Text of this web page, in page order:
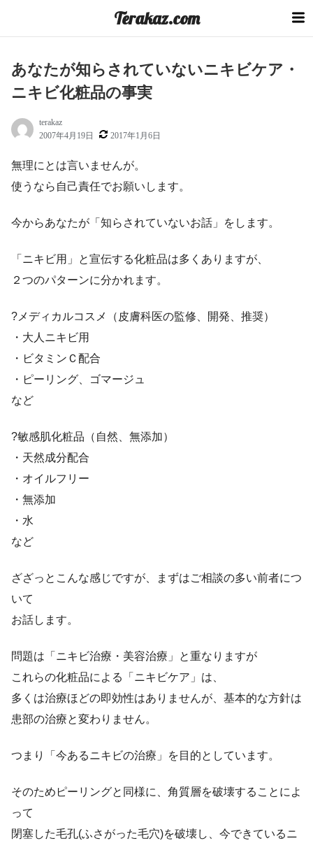
Terakaz.com
あなたが知らされていないニキビケア・
ニキビ化粧品の事実
terakaz
2007年4月19日
2017年1月6日
無理にとは言いませんが。
使うなら自己責任でお願いします。
今からあなたが「知らされていないお話」をします。
「ニキビ用」と宣伝する化粧品は多くありますが、
２つのパターンに分かれます。
?メディカルコスメ（皮膚科医の監修、開発、推奨）
・大人ニキビ用
・ビタミンＣ配合
・ピーリング、ゴマージュ
など
?敏感肌化粧品（自然、無添加）
・天然成分配合
・オイルフリー
・無添加
・水
など
ざざっとこんな感じですが、まずはご相談の多い前者につ
いて
お話します。
問題は「ニキビ治療・美容治療」と重なりますが
これらの化粧品による「ニキビケア」は、
多くは治療ほどの即効性はありませんが、基本的な方針は
患部の治療と変わりません。
つまり「今あるニキビの治療」を目的としています。
そのためピーリングと同様に、角質層を破壊することによ
って
閉塞した毛孔(ふさがった毛穴)を破壊し、今できているニ